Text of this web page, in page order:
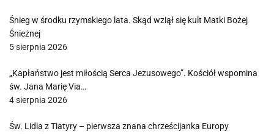
Śnieg w środku rzymskiego lata. Skąd wziął się kult Matki Bożej
Śnieżnej
5 sierpnia 2026
„Kapłaństwo jest miłością Serca Jezusowego”. Kościół wspomina
św. Jana Marię Via…
4 sierpnia 2026
Św. Lidia z Tiatyry – pierwsza znana chrześcijanka Europy